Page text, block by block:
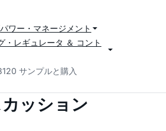
パワー・マネージメント
・レギュレータ ＆ コント
サンプルと購入
ッション